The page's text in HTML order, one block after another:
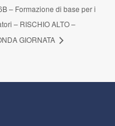
– Formazione di base per i
– RISCHIO ALTO –
GIORNATA